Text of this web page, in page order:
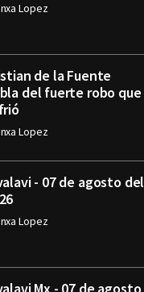
Lopez
de la Fuente
del fuerte robo que
Lopez
- 07 de agosto del
Lopez